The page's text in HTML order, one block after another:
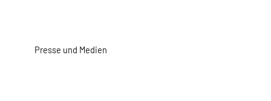
Presse und Medien